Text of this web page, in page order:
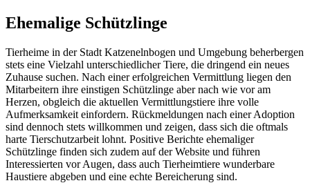
Ehemalige Schützlinge
Tierheime in der Stadt Katzenelnbogen und Umgebung beherbergen
stets eine Vielzahl unterschiedlicher Tiere, die dringend ein neues
Zuhause suchen. Nach einer erfolgreichen Vermittlung liegen den
Mitarbeitern ihre einstigen Schützlinge aber nach wie vor am
Herzen, obgleich die aktuellen Vermittlungstiere ihre volle
Aufmerksamkeit einfordern. Rückmeldungen nach einer Adoption
sind dennoch stets willkommen und zeigen, dass sich die oftmals
harte Tierschutzarbeit lohnt. Positive Berichte ehemaliger
Schützlinge finden sich zudem auf der Website und führen
Interessierten vor Augen, dass auch Tierheimtiere wunderbare
Haustiere abgeben und eine echte Bereicherung sind.